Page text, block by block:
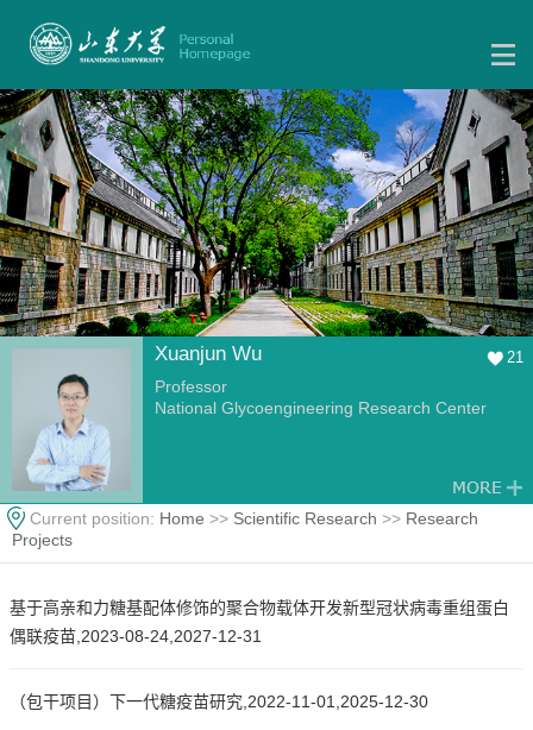
Xuanjun Wu 21
Professor
National Glycoengineering Research Center
Current position: Home >> Scientific Research >> Research
Projects
基于高亲和力糖基配体修饰的聚合物载体开发新型冠状病毒重组蛋白
偶联疫苗,2023-08-24,2027-12-31
（包干项目）下一代糖疫苗研究,2022-11-01,2025-12-30